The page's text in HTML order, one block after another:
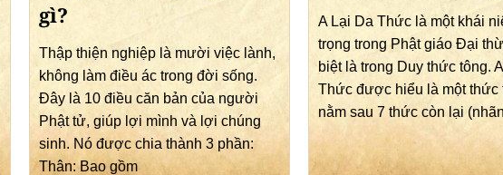
gì?
Thập thiện nghiệp là mười việc lành,
không làm điều ác trong đời sống.
Đây là 10 điều căn bản của người
Phật tử, giúp lợi mình và lợi chúng
sinh. Nó được chia thành 3 phần:
Thân: Bao gồm
A Lại Da Thức là một khái
trọng trong Phật giáo Đại
biệt là trong Duy thức tông.
Thức được hiểu là một thức
nằm sau 7 thức còn lại (nhãn